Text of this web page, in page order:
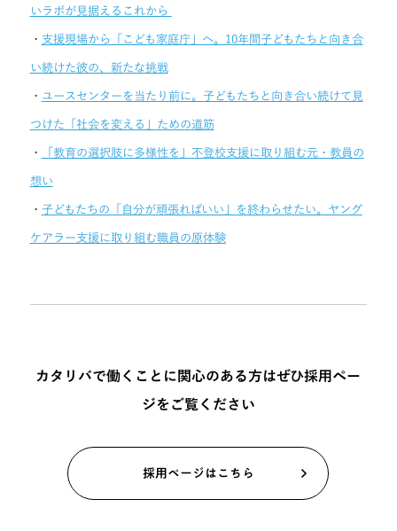
いラボが見据えるこれから
・ 支援現場から「こども家庭庁」へ。10年間子どもたちと向き合
い続けた彼の、新たな挑戦
・ ユースセンターを当たり前に。子どもたちと向き合い続けて見
つけた「社会を変える」ための道筋
・ 「教育の選択肢に多様性を」不登校支援に取り組む元・教員の
想い
・ 子どもたちの「自分が頑張ればいい」を終わらせたい。ヤング
ケアラー支援に取り組む職員の原体験
カタリバで働くことに関心のある方はぜひ採用ペー
ジをご覧ください
採用ページはこちら